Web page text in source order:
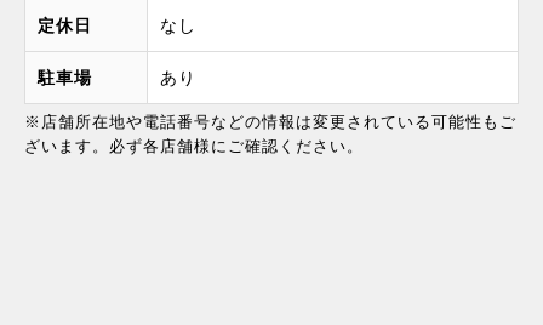
定休日 なし
駐車場 あり
※店舗所在地や電話番号などの情報は変更されている可能性もご
ざいます。必ず各店舗様にご確認ください。